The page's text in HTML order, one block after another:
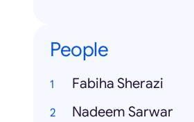
People
Fabiha Sherazi
Nadeem Sarwar